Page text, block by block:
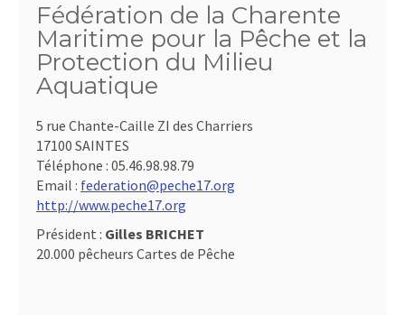
Fédération de la Charente
Maritime pour la Pêche et la
Protection du Milieu
Aquatique
5 rue Chante-Caille ZI des Charriers
17100 SAINTES
Téléphone : 05.46.98.98.79
Email : federation@peche17.org
http://www.peche17.org
Président : Gilles BRICHET
20.000 pêcheurs Cartes de Pêche